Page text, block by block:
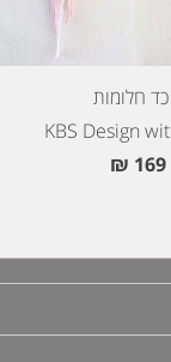
חלומות
KBS Design
169 ₪